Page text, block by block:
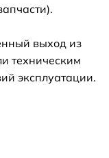
выход из
техническим
эксплуатации.